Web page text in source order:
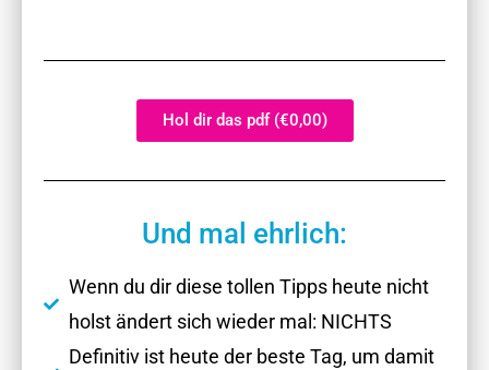
Hol dir das pdf (€0,00)
Und mal ehrlich:
Wenn du dir diese tollen Tipps heute nicht
holst ändert sich wieder mal: NICHTS
Definitiv ist heute der beste Tag, um damit